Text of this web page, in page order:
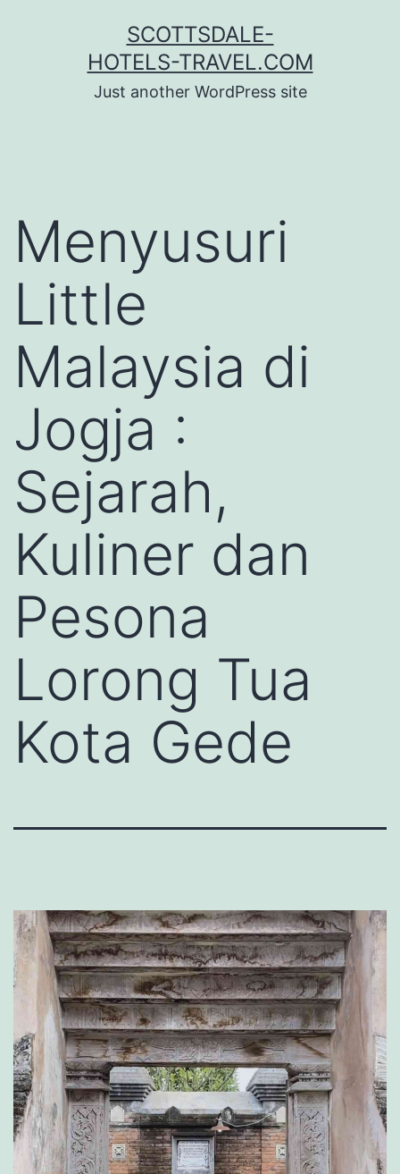
SCOTTSDALE-
HOTELS-TRAVEL.COM
Just another WordPress site
Menyusuri
Little
Malaysia di
Jogja :
Sejarah,
Kuliner dan
Pesona
Lorong Tua
Kota Gede